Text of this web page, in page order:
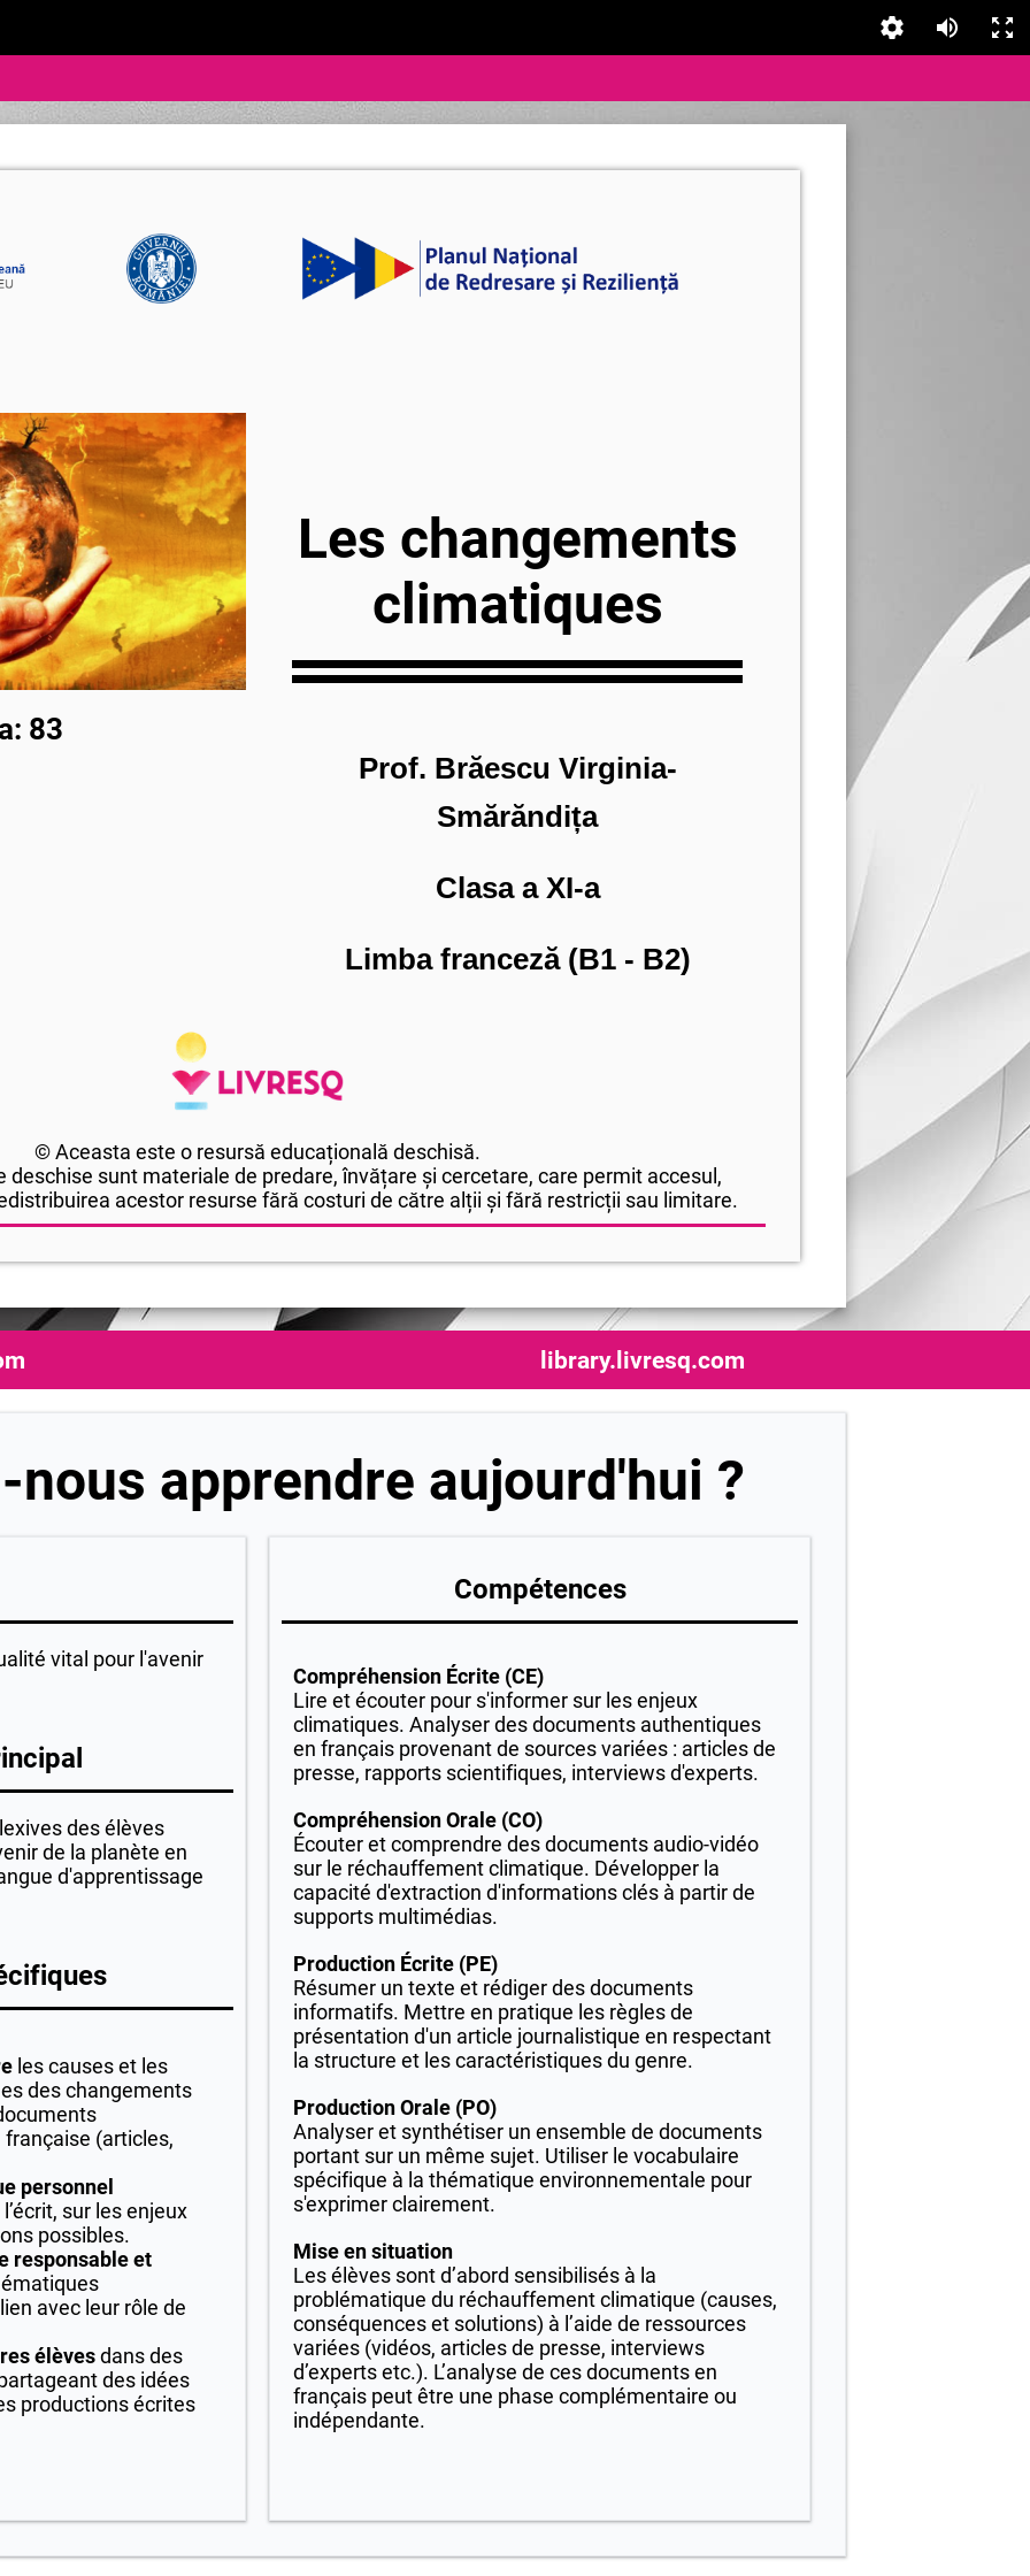
83
Les changements
climatiques
Prof. Brăescu Virginia-
Smărăndița
Clasa a XI-a
Limba franceză (B1 - B2)
© Aceasta este o resursă educațională deschisă.
deschise sunt materiale de predare, învățare și cercetare, care permit accesul,
acestor resurse fără costuri de către alții și fără restricții sau limitare.
library.livresq.com
nous apprendre aujourd'hui ?
vital pour l'avenir
des élèves
de la planète en
d'apprentissage
les causes et les
des changements
(articles,
personnel
l’écrit, sur les enjeux
possibles.
responsable et
avec leur rôle de
élèvesdans des
des idées
productions écrites
Compétences
Compréhension Écrite (CE)
Lire et écouter pour s'informer sur les enjeux
climatiques. Analyser des documents authentiques
en français provenant de sources variées : articles de
presse, rapports scientifiques, interviews d'experts.
Compréhension Orale (CO)
Écouter et comprendre des documents audio-vidéo
sur le réchauffement climatique. Développer la
capacité d'extraction d'informations clés à partir de
supports multimédias.
Production Écrite (PE)
Résumer un texte et rédiger des documents
informatifs. Mettre en pratique les règles de
présentation d'un article journalistique en respectant
la structure et les caractéristiques du genre.
Production Orale (PO)
Analyser et synthétiser un ensemble de documents
portant sur un même sujet. Utiliser le vocabulaire
spécifique à la thématique environnementale pour
s'exprimer clairement.
Mise en situation
Les élèves sont d’abord sensibilisés à la
problématique du réchauffement climatique (causes,
conséquences et solutions) à l’aide de ressources
variées (vidéos, articles de presse, interviews
d’experts etc.). L’analyse de ces documents en
français peut être une phase complémentaire ou
indépendante.